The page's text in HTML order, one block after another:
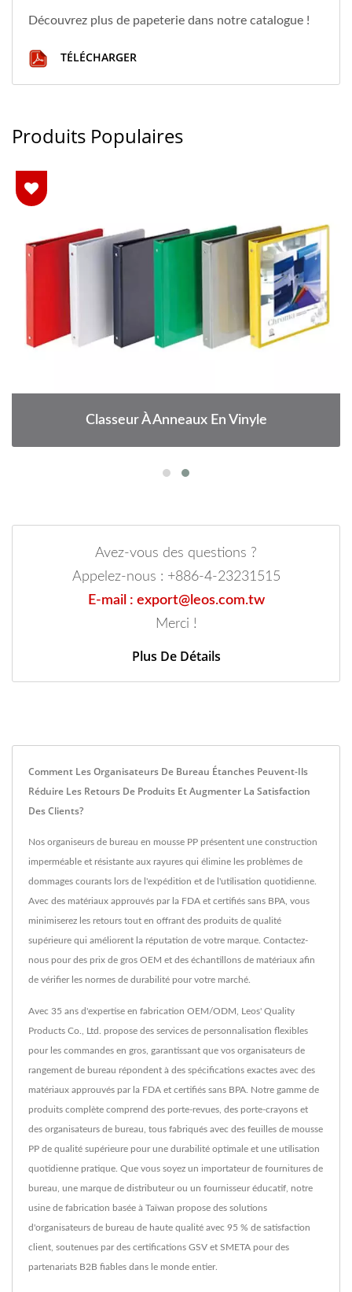
Découvrez plus de papeterie dans notre catalogue !
TÉLÉCHARGER
Produits Populaires
Classeur À Anneaux En Vinyle
Avez-vous des questions ?
Appelez-nous : +886-4-23231515
E-mail : export@leos.com.tw
Merci !
Plus De Détails
Comment Les Organisateurs De Bureau Étanches Peuvent-Ils
Réduire Les Retours De Produits Et Augmenter La Satisfaction
Des Clients?
Nos organiseurs de bureau en mousse PP présentent une construction
imperméable et résistante aux rayures qui élimine les problèmes de
dommages courants lors de l'expédition et de l'utilisation quotidienne.
Avec des matériaux approuvés par la FDA et certifiés sans BPA, vous
minimiserez les retours tout en offrant des produits de qualité
supérieure qui améliorent la réputation de votre marque. Contactez-
nous pour des prix de gros OEM et des échantillons de matériaux afin
de vérifier les normes de durabilité pour votre marché.
Avec 35 ans d'expertise en fabrication OEM/ODM, Leos' Quality
Products Co., Ltd. propose des services de personnalisation flexibles
pour les commandes en gros, garantissant que vos organisateurs de
rangement de bureau répondent à des spécifications exactes avec des
matériaux approuvés par la FDA et certifiés sans BPA. Notre gamme de
produits complète comprend des porte-revues, des porte-crayons et
des organisateurs de bureau, tous fabriqués avec des feuilles de mousse
PP de qualité supérieure pour une durabilité optimale et une utilisation
quotidienne pratique. Que vous soyez un importateur de fournitures de
bureau, une marque de distributeur ou un fournisseur éducatif, notre
usine de fabrication basée à Taïwan propose des solutions
d'organisateurs de bureau de haute qualité avec 95 % de satisfaction
client, soutenues par des certifications GSV et SMETA pour des
partenariats B2B fiables dans le monde entier.